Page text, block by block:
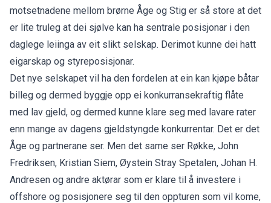
motsetnadene mellom brørne Åge og Stig er så store at det
er lite truleg at dei sjølve kan ha sentrale posisjonar i den
daglege leiinga av eit slikt selskap. Derimot kunne dei hatt
eigarskap og styreposisjonar.
Det nye selskapet vil ha den fordelen at ein kan kjøpe båtar
billeg og dermed byggje opp ei konkurransekraftig flåte
med lav gjeld, og dermed kunne klare seg med lavare rater
enn mange av dagens gjeldstyngde konkurrentar. Det er det
Åge og partnerane ser. Men det same ser Røkke, John
Fredriksen, Kristian Siem, Øystein Stray Spetalen, Johan H.
Andresen og andre aktørar som er klare til å investere i
offshore og posisjonere seg til den oppturen som vil kome,